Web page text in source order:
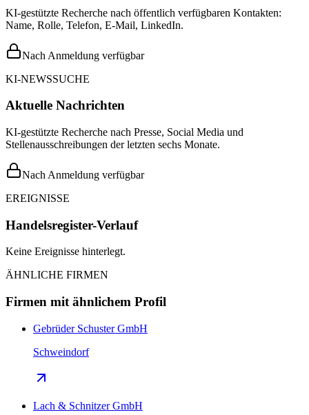
KI-gestützte Recherche nach öffentlich verfügbaren Kontakten:
Name, Rolle, Telefon, E-Mail, LinkedIn.
Nach Anmeldung verfügbar
KI-NEWSSUCHE
Aktuelle Nachrichten
KI-gestützte Recherche nach Presse, Social Media und
Stellenausschreibungen der letzten sechs Monate.
Nach Anmeldung verfügbar
EREIGNISSE
Handelsregister-Verlauf
Keine Ereignisse hinterlegt.
ÄHNLICHE FIRMEN
Firmen mit ähnlichem Profil
Gebrüder Schuster GmbH
Schweindorf
Lach & Schnitzer GmbH